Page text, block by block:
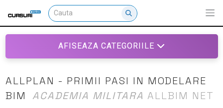
AFISEAZA CATEGORIILE
ALLPLAN - PRIMII PASI IN MODELARE
BIM
ACADEMIA MILITARA ALLBIM NET